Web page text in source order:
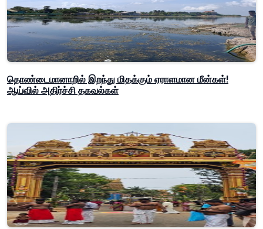
தொண்டைமானாறில் இறந்து மிதக்கும் ஏராளமான மீன்கள்!
ஆய்வில் அதிர்ச்சி தகவல்கள்